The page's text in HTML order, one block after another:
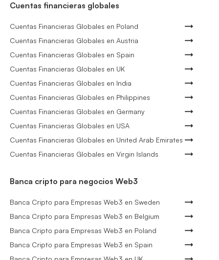
Cuentas financieras globales
Cuentas Financieras Globales en Poland
Cuentas Financieras Globales en Austria
Cuentas Financieras Globales en Spain
Cuentas Financieras Globales en UK
Cuentas Financieras Globales en India
Cuentas Financieras Globales en Philippines
Cuentas Financieras Globales en Germany
Cuentas Financieras Globales en USA
Cuentas Financieras Globales en United Arab Emirates
Cuentas Financieras Globales en Virgin Islands
Banca cripto para negocios Web3
Banca Cripto para Empresas Web3 en Sweden
Banca Cripto para Empresas Web3 en Belgium
Banca Cripto para Empresas Web3 en Poland
Banca Cripto para Empresas Web3 en Spain